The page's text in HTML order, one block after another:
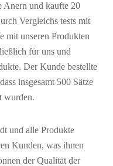
Anern und kaufte 20
Vergleichs tests mit
mit unseren Produkten
für uns und
Der Kunde bestellte
insgesamt 500 Sätze
wurden.
und alle Produkte
Kunden, was ihnen
der Qualität der